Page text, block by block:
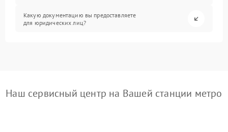
Какую документацию вы предоставляете
для юридических лиц?
Наш сервисный центр на Вашей станции метро